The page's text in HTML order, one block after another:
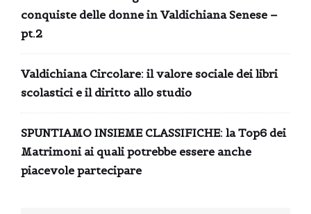
conquiste delle donne in Valdichiana Senese –
pt.2
Valdichiana Circolare: il valore sociale dei libri
scolastici e il diritto allo studio
SPUNTIAMO INSIEME CLASSIFICHE: la Top6 dei
Matrimoni ai quali potrebbe essere anche
piacevole partecipare